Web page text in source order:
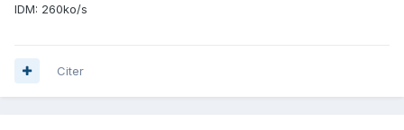
IDM: 260ko/s
Citer